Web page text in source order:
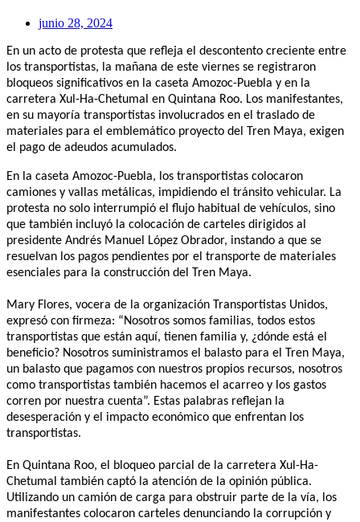
junio 28, 2024
En un acto de protesta que refleja el descontento creciente entre
los transportistas, la mañana de este viernes se registraron
bloqueos significativos en la caseta Amozoc-Puebla y en la
carretera Xul-Ha-Chetumal en Quintana Roo. Los manifestantes,
en su mayoría transportistas involucrados en el traslado de
materiales para el emblemático proyecto del Tren Maya, exigen
el pago de adeudos acumulados.
En la caseta Amozoc-Puebla, los transportistas colocaron
camiones y vallas metálicas, impidiendo el tránsito vehicular. La
protesta no solo interrumpió el flujo habitual de vehículos, sino
que también incluyó la colocación de carteles dirigidos al
presidente Andrés Manuel López Obrador, instando a que se
resuelvan los pagos pendientes por el transporte de materiales
esenciales para la construcción del Tren Maya.
Mary Flores, vocera de la organización Transportistas Unidos,
expresó con firmeza: “Nosotros somos familias, todos estos
transportistas que están aquí, tienen familia y, ¿dónde está el
beneficio? Nosotros suministramos el balasto para el Tren Maya,
un balasto que pagamos con nuestros propios recursos, nosotros
como transportistas también hacemos el acarreo y los gastos
corren por nuestra cuenta”. Estas palabras reflejan la
desesperación y el impacto económico que enfrentan los
transportistas.
En Quintana Roo, el bloqueo parcial de la carretera Xul-Ha-
Chetumal también captó la atención de la opinión pública.
Utilizando un camión de carga para obstruir parte de la vía, los
manifestantes colocaron carteles denunciando la corrupción y